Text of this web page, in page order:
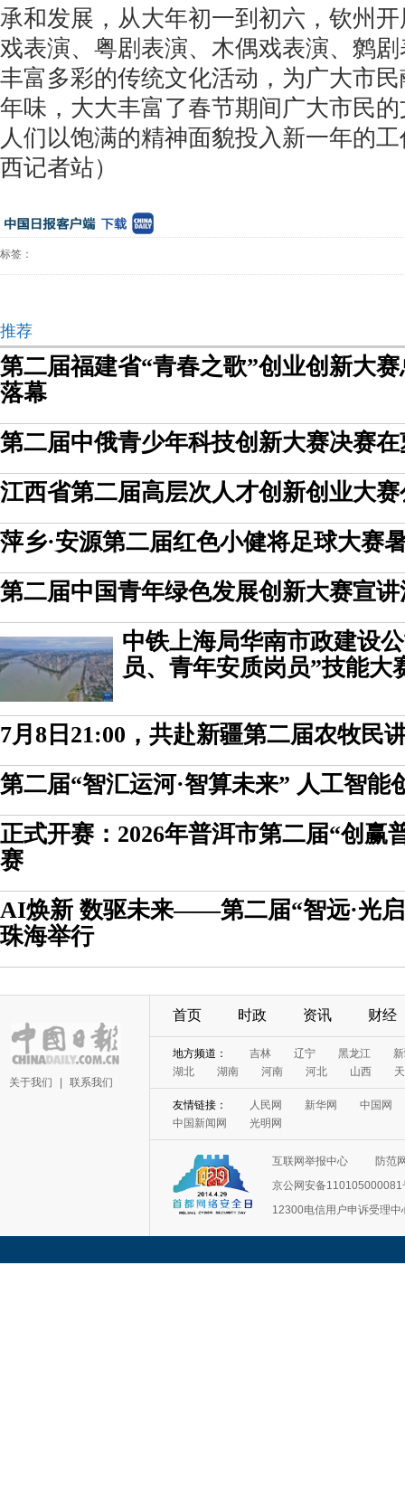
承和发展，从大年初一到初六，钦州
戏表演、粤剧表演、木偶戏表演、鹩
丰富多彩的传统文化活动，为广大市
年味，大大丰富了春节期间广大市民
人们以饱满的精神面貌投入新一年的
西记者站）
标签：
推荐
第二届福建省“青春之歌”创业创新大
落幕
第二届中俄青少年科技创新大赛决赛
江西省第二届高层次人才创新创业大
萍乡·安源第二届红色小健将足球大赛
第二届中国青年绿色发展创新大赛宣
中铁上海局华南市政建设
员、青年安质岗员”技能大
7月8日21:00，共赴新疆第二届农牧民
第二届“智汇运河·智算未来” 人工智能
正式开赛：2026年普洱市第二届“创赢
赛
AI焕新 数驱未来——第二届“智远·光
珠海举行
关于我们 联系我们
首页 时政 资讯 财经
地方频道： 吉林 辽宁 黑龙江
湖北
湖南 河南 河北 山西
友情链接： 人民网 新华网
中国网
中国新闻网
光明网
互联网举报中心
防范
京公网安备110105000081
12300电信用户申诉受理中